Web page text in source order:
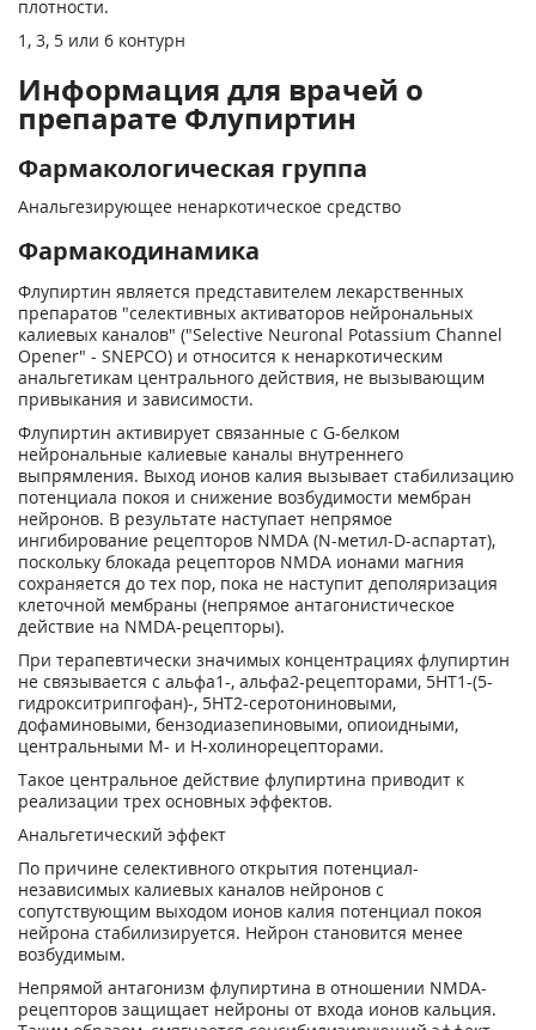
плотности.
1, 3, 5 или 6 контурн
Информация для врачей о
препарате Флупиртин
Фармакологическая группа
Анальгезирующее ненаркотическое средство
Фармакодинамика
Флупиртин является представителем лекарственных
препаратов "селективных активаторов нейрональных
калиевых каналов" ("Selective Neuronal Potassium Channel
Opener" - SNEPCO) и относится к ненаркотическим
анальгетикам центрального действия, не вызывающим
привыкания и зависимости.
Флупиртин активирует связанные с G-белком
нейрональные калиевые каналы внутреннего
выпрямления. Выход ионов калия вызывает стабилизацию
потенциала покоя и снижение возбудимости мембран
нейронов. В результате наступает непрямое
ингибирование рецепторов NMDA (N-метил-D-аспартат),
поскольку блокада рецепторов NMDA ионами магния
сохраняется до тех пор, пока не наступит деполяризация
клеточной мембраны (непрямое антагонистическое
действие на NMDA-рецепторы).
При терапевтически значимых концентрациях флупиртин
не связывается с альфа1-, альфа2-рецепторами, 5НТ1-(5-
гидрокситрипгофан)-, 5НТ2-серотониновыми,
дофаминовыми, бензодиазепиновыми, опиоидными,
центральными М- и Н-холинорецепторами.
Такое центральное действие флупиртина приводит к
реализации трех основных эффектов.
Анальгетический эффект
По причине селективного открытия потенциал-
независимых калиевых каналов нейронов с
сопутствующим выходом ионов калия потенциал покоя
нейрона стабилизируется. Нейрон становится менее
возбудимым.
Непрямой антагонизм флупиртина в отношении NMDA-
рецепторов защищает нейроны от входа ионов кальция.